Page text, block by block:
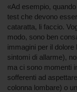
«Ad esempio,
test che devono
cataratta, li faccio.
modo, sono ben
immagini per il
sintomi di allarme),
ma ci sono momenti
sofferenti ad
colonna lombare) o